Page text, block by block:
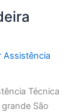
Assistência
Técnica
São